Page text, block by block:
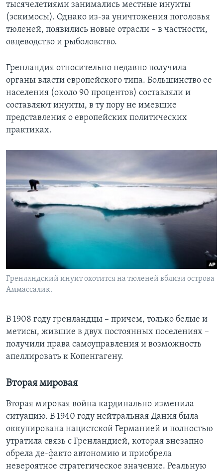
тысячелетиями занимались местные инуиты
(эскимосы). Однако из-за уничтожения поголовья
тюленей, появились новые отрасли – в частности,
овцеводство и рыболовство.
Гренландия относительно недавно получила
органы власти европейского типа. Большинство ее
населения (около 90 процентов) составляли и
составляют инуиты, в ту пору не имевшие
представления о европейских политических
практиках.
Гренландский инуит охотится на тюленей вблизи острова
Аммассалик.
В 1908 году гренландцы – причем, только белые и
метисы, жившие в двух постоянных поселениях –
получили права самоуправления и возможность
апеллировать к Копенгагену.
Вторая мировая
Вторая мировая война кардинально изменила
ситуацию. В 1940 году нейтральная Дания была
оккупирована нацистской Германией и полностью
утратила связь с Гренландией, которая внезапно
обрела де-факто автономию и приобрела
невероятное стратегическое значение. Реальную